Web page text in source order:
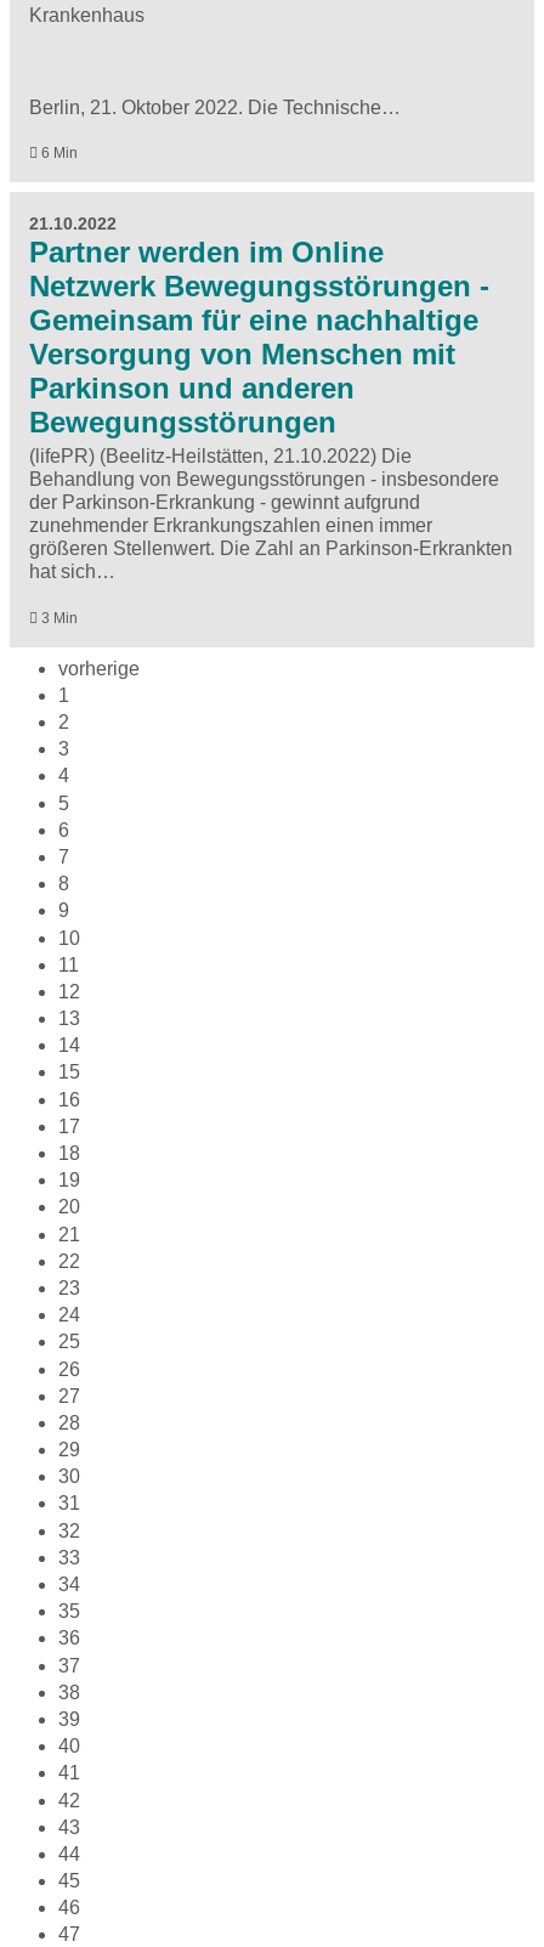
Krankenhaus
Berlin, 21. Oktober 2022. Die Technische…
6 Min
21.10.2022
Partner werden im Online
Netzwerk Bewegungsstörungen -
Gemeinsam für eine nachhaltige
Versorgung von Menschen mit
Parkinson und anderen
Bewegungsstörungen
(lifePR) (Beelitz-Heilstätten, 21.10.2022) Die
Behandlung von Bewegungsstörungen - insbesondere
der Parkinson-Erkrankung - gewinnt aufgrund
zunehmender Erkrankungszahlen einen immer
größeren Stellenwert. Die Zahl an Parkinson-Erkrankten
hat sich…
3 Min
vorherige
1
2
3
4
5
6
7
8
9
10
11
12
13
14
15
16
17
18
19
20
21
22
23
24
25
26
27
28
29
30
31
32
33
34
35
36
37
38
39
40
41
42
43
44
45
46
47